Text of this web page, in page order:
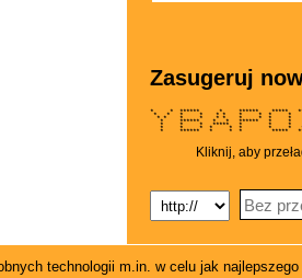
Zasugeruj
* * ****** * ****** *****
* * * * * * * * *
* * * * * * * * *
* ****** * * ****** *
* * * ***** * *
* * * * * * *
* ****** * * * *****
Kliknij, aby
technologii m.in. w celu jak